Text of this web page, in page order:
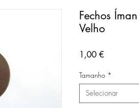
Fechos
Velho
1,00 €Preço
Tamanho *
Selecionar